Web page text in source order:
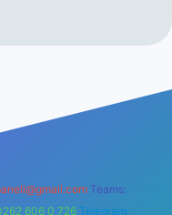
Teams:
606 0 726 Telegram: